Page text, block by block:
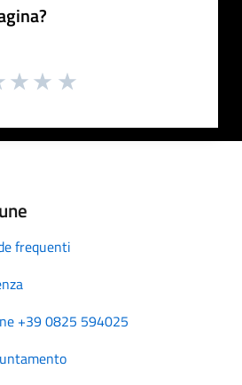
frequenti
+39 0825 594025